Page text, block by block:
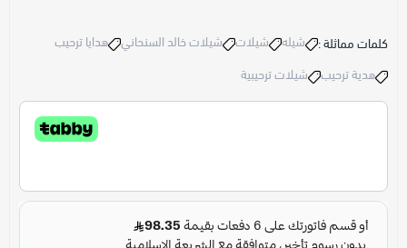
كلمات مماثلة : شيله شيلات شيلات خالد السنحاني
هدايا ترحيب
هدية ترحيب
شيلات ترحيبية